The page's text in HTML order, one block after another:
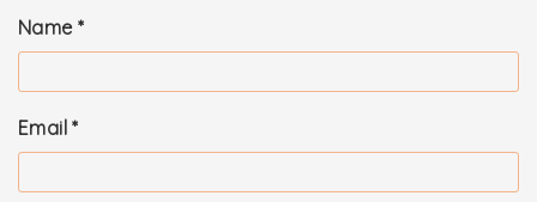
Name *
Email*